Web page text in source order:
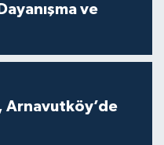
ve
Arnavutköy’de